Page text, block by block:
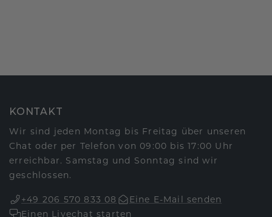
KONTAKT
Wir sind jeden Montag bis Freitag über unseren
Chat oder per Telefon von 09:00 bis 17:00 Uhr
erreichbar. Samstag und Sonntag sind wir
geschlossen.
+49 206 570 833 08
Eine E-Mail senden
Einen Livechat starten